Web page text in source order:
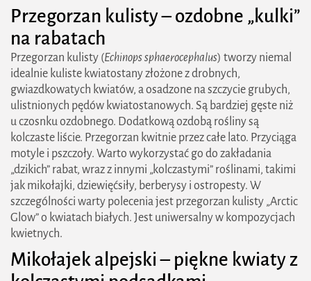
Przegorzan kulisty – ozdobne „kulki”
na rabatach
Przegorzan kulisty (Echinops sphaerocephalus) tworzy niemal
idealnie kuliste kwiatostany złożone z drobnych,
gwiazdkowatych kwiatów, a osadzone na szczycie grubych,
ulistnionych pędów kwiatostanowych. Są bardziej gęste niż
u czosnku ozdobnego. Dodatkową ozdobą rośliny są
kolczaste liście. Przegorzan kwitnie przez całe lato. Przyciąga
motyle i pszczoły. Warto wykorzystać go do zakładania
„dzikich” rabat, wraz z innymi „kolczastymi” roślinami, takimi
jak mikołajki, dziewięćsiły, berberysy i ostropesty. W
szczególności warty polecenia jest przegorzan kulisty „Arctic
Glow” o kwiatach białych. Jest uniwersalny w kompozycjach
kwietnych.
Mikołajek alpejski – piękne kwiaty z